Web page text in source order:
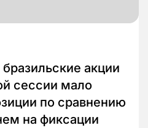
акции
сессии мало
по сравнению
на фиксации